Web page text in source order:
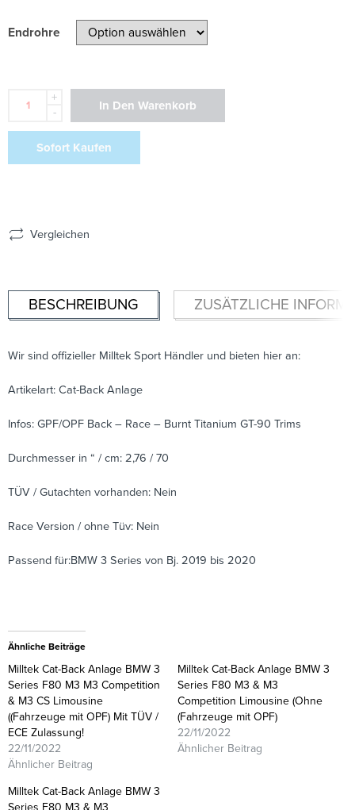
Endrohre
+
-
In Den Warenkorb
Sofort Kaufen
Vergleichen
BESCHREIBUNG ZUSÄTZLICHE
Wir sind offizieller Milltek Sport Händler und bieten hier an:
Artikelart: Cat-Back Anlage
Infos: GPF/OPF Back – Race – Burnt Titanium GT-90 Trims
Durchmesser in “ / cm: 2,76 / 70
TÜV / Gutachten vorhanden: Nein
Race Version / ohne Tüv: Nein
Passend für:BMW 3 Series von Bj. 2019 bis 2020
Ähnliche Beiträge
Milltek Cat-Back Anlage BMW 3
Series F80 M3 M3 Competition
& M3 CS Limousine
((Fahrzeuge mit OPF) Mit TÜV /
ECE Zulassung!
22/11/2022
Ähnlicher Beitrag
Milltek Cat-Back Anlage BMW 3
Series F80 M3 & M3
Competition Limousine (Ohne
(Fahrzeuge mit OPF)
22/11/2022
Ähnlicher Beitrag
Milltek Cat-Back Anlage BMW 3
Series F80 M3 & M3